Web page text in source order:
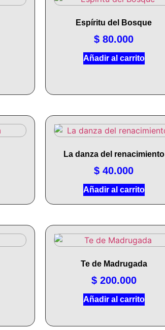
Espíritu del Bosque
$ 80.000
Añadir al carrito
La danza del renacimiento
$ 40.000
Añadir al carrito
Te de Madrugada
$200.000
Añadir al carrito